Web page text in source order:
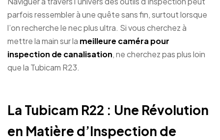
parfois ressembler à une quête sans fin, surtout lorsque
l’on recherche le nec plus ultra. Si vous cherchez à
mettre la main sur la meilleure caméra pour
inspection de canalisation, ne cherchez pas plus loin
que la Tubicam R23.
La Tubicam R22 : Une Révolution
en Matière d’Inspection de